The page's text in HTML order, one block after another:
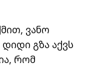
ვანო
გზა აქვს
რომ